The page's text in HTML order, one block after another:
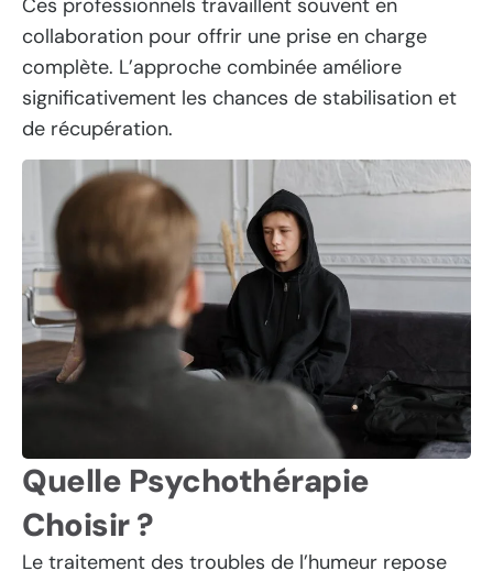
collaboration pour offrir une prise en charge
complète. L’approche combinée améliore
significativement les chances de stabilisation et
de récupération.
Quelle Psychothérapie
Choisir ?
Le traitement des troubles de l’humeur repose